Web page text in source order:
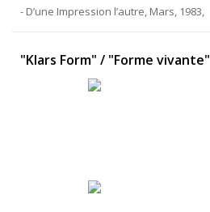
- D’une Impression l’autre, Mars, 1983,
"Klars Form" / "Forme vivante"